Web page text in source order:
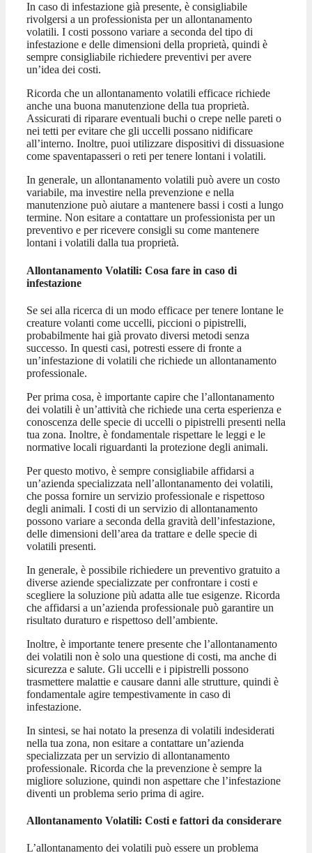
In caso di infestazione già presente, è consigliabile
rivolgersi a un professionista per un allontanamento
volatili. I costi possono variare a seconda del tipo di
infestazione e delle dimensioni della proprietà, quindi è
sempre consigliabile richiedere preventivi per avere
un’idea dei costi.
Ricorda che un allontanamento volatili efficace richiede
anche una buona manutenzione della tua proprietà.
Assicurati di riparare eventuali buchi o crepe nelle pareti o
nei tetti per evitare che gli uccelli possano nidificare
all’interno. Inoltre, puoi utilizzare dispositivi di dissuasione
come spaventapasseri o reti per tenere lontani i volatili.
In generale, un allontanamento volatili può avere un costo
variabile, ma investire nella prevenzione e nella
manutenzione può aiutare a mantenere bassi i costi a lungo
termine. Non esitare a contattare un professionista per un
preventivo e per ricevere consigli su come mantenere
lontani i volatili dalla tua proprietà.
Allontanamento Volatili: Cosa fare in caso di
infestazione
Se sei alla ricerca di un modo efficace per tenere lontane le
creature volanti come uccelli, piccioni o pipistrelli,
probabilmente hai già provato diversi metodi senza
successo. In questi casi, potresti essere di fronte a
un’infestazione di volatili che richiede un allontanamento
professionale.
Per prima cosa, è importante capire che l’allontanamento
dei volatili è un’attività che richiede una certa esperienza e
conoscenza delle specie di uccelli o pipistrelli presenti nella
tua zona. Inoltre, è fondamentale rispettare le leggi e le
normative locali riguardanti la protezione degli animali.
Per questo motivo, è sempre consigliabile affidarsi a
un’azienda specializzata nell’allontanamento dei volatili,
che possa fornire un servizio professionale e rispettoso
degli animali. I costi di un servizio di allontanamento
possono variare a seconda della gravità dell’infestazione,
delle dimensioni dell’area da trattare e delle specie di
volatili presenti.
In generale, è possibile richiedere un preventivo gratuito a
diverse aziende specializzate per confrontare i costi e
scegliere la soluzione più adatta alle tue esigenze. Ricorda
che affidarsi a un’azienda professionale può garantire un
risultato duraturo e rispettoso dell’ambiente.
Inoltre, è importante tenere presente che l’allontanamento
dei volatili non è solo una questione di costi, ma anche di
sicurezza e salute. Gli uccelli e i pipistrelli possono
trasmettere malattie e causare danni alle strutture, quindi è
fondamentale agire tempestivamente in caso di
infestazione.
In sintesi, se hai notato la presenza di volatili indesiderati
nella tua zona, non esitare a contattare un’azienda
specializzata per un servizio di allontanamento
professionale. Ricorda che la prevenzione è sempre la
migliore soluzione, quindi non aspettare che l’infestazione
diventi un problema serio prima di agire.
Allontanamento Volatili: Costi e fattori da considerare
L’allontanamento dei volatili può essere un problema